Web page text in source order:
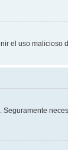
el uso malicioso